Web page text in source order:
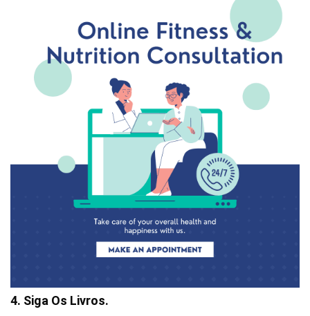
4. Siga Os Livros.